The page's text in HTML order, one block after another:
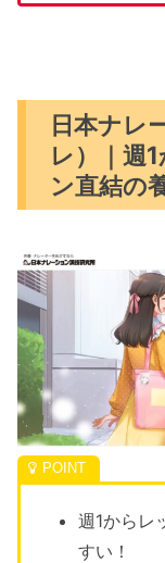
日本ナレ
レ）｜週
ン直結の
週1からレ
すい！